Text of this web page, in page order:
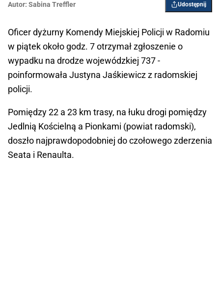
Autor: Sabina Treffler Udostępnij
Oficer dyżurny Komendy Miejskiej Policji w Radomiu
w piątek około godz. 7 otrzymał zgłoszenie o
wypadku na drodze wojewódzkiej 737 -
poinformowała Justyna Jaśkiewicz z radomskiej
policji.
Pomiędzy 22 a 23 km trasy, na łuku drogi pomiędzy
Jedlnią Kościelną a Pionkami (powiat radomski),
doszło najprawdopodobniej do czołowego zderzenia
Seata i Renaulta.